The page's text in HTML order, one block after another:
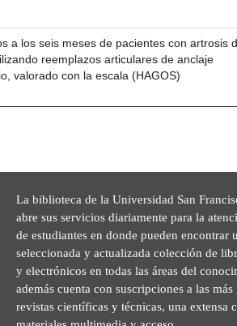
a los seis meses de pacientes con artrosis
reemplazos articulares de anclaje
valorado con la escala (HAGOS)
La biblioteca de la Universidad San
abre sus servicios diariamente para la
de estudiantes en donde pueden encontrar
seleccionada y actualizada colección de
y electrónicos en todas las áreas del
además cuenta con suscripciones a las
revistas científicas y técnicas, una extensa